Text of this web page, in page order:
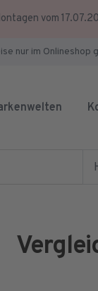
vom
nur im Onlineshop